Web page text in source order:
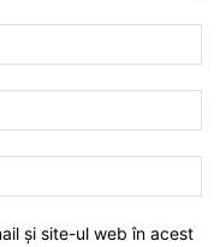
și site-ul web în acest